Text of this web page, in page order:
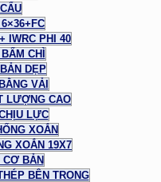
IWRC PHI 40
CHÌ
DẸP
VẢI
LƯỢNG CAO
LỰC
XOẮN
XOẮN 19X7
CƠ BẢN
BÊN TRONG